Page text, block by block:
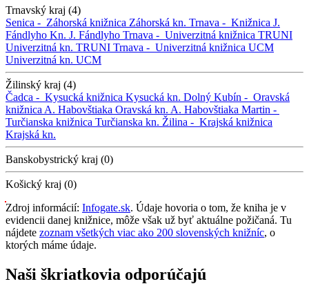
Trnavský kraj (4)
Senica - Záhorská knižnica Záhorská kn. Trnava - Knižnica J.
Fándlyho Kn. J. Fándlyho Trnava - Univerzitná knižnica TRUNI
Univerzitná kn. TRUNI Trnava - Univerzitná knižnica UCM
Univerzitná kn. UCM
Žilinský kraj (4)
Čadca - Kysucká knižnica Kysucká kn. Dolný Kubín - Oravská
knižnica A. Habovštiaka Oravská kn. A. Habovštiaka Martin -
Turčianska knižnica Turčianska kn. Žilina - Krajská knižnica
Krajská kn.
Banskobystrický kraj (0)
Košický kraj (0)
Zdroj informácií: Infogate.sk. Údaje hovoria o tom, že kniha je v
evidencii danej knižnice, môže však už byť aktuálne požičaná. Tu
nájdete zoznam všetkých viac ako 200 slovenských knižníc, o
ktorých máme údaje.
Naši škriatkovia odporúčajú